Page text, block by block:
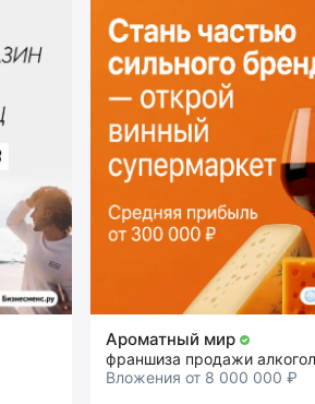
Ароматный мир
Вложения от 8 000 000 ₽